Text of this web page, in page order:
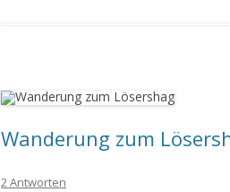
Wanderung zum
2 Antworten